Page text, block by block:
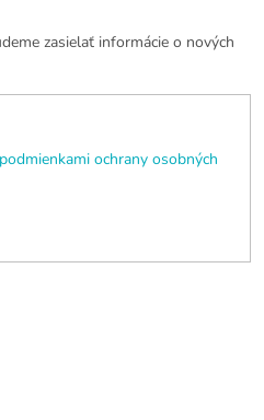
zasielať informácie o nových
podmienkami ochrany osobných